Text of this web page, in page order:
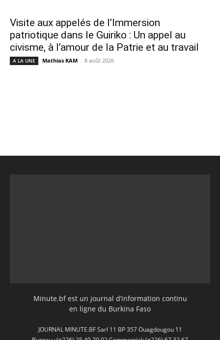
Visite aux appelés de l’Immersion
patriotique dans le Guiriko : Un appel au
civisme, à l’amour de la Patrie et au travail
A LA UNE Mathias KAM - 8 août 2026
Minute.bf est un journal d’information continu
en ligne du Burkina Faso
JOURNAL MINUTE.BF Sarl 11 BP 357 Ouagdougou 11